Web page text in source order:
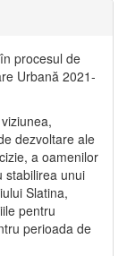
procesul de
Urbană 2021‐
dezvoltare ale
a oamenilor
stabilirea unui
Slatina,
pentru
perioada de